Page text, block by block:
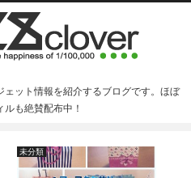
ット情報を紹介するブログです。ほぼ
ルも絶賛配布中！
未分類